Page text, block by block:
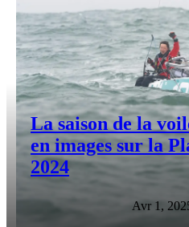
La saison de la
en images sur la
2024
Avr 1,